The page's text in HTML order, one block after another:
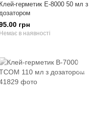
Клей-герметик E-8000 50 мл з
грн
Немає в наявності